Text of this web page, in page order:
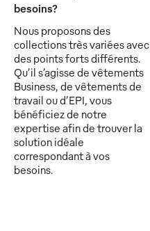
besoins?
Nous proposons des
collections très variées avec
des points forts différents.
Qu’il s’agisse de vêtements
Business, de vêtements de
travail ou d’EPI, vous
bénéficiez de notre
expertise afin de trouver la
solution idéale
correspondant à vos
besoins.